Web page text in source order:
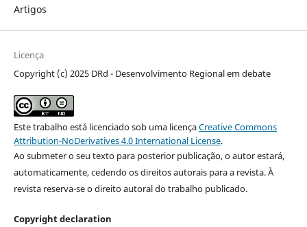
Artigos
Licença
Copyright (c) 2025 DRd - Desenvolvimento Regional em debate
Este trabalho está licenciado sob uma licençaCreative Commons
Attribution-NoDerivatives 4.0 International License.
Ao submeter o seu texto para posterior publicação, o autor estará,
automaticamente, cedendo os direitos autorais para a revista. À
revista reserva-se o direito autoral do trabalho publicado.
Copyright declaration